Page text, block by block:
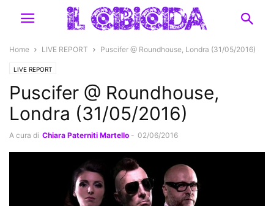
Home LIVE REPORT Puscifer @ Roundhouse, Londra (31/05/2016)
LIVE REPORT
Puscifer @ Roundhouse,
Londra (31/05/2016)
A cura di Chiara Paterniti Martello - 02/06/2016